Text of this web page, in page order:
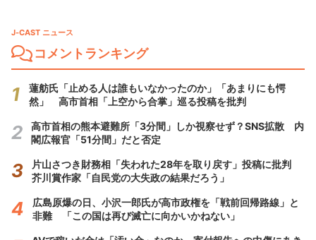
J-CAST ニュース
コメントランキング
蓮舫氏「止める人は誰もいなかったのか」「あまりにも愕
然」 高市首相「上空から合掌」巡る投稿を批判
高市首相の熊本避難所「3分間」しか視察せず？SNS拡散 内
閣広報官「51分間」だと否定
片山さつき財務相「失われた28年を取り戻す」投稿に批判
芥川賞作家「自民党の大失政の結果だろう」
広島原爆の日、小沢一郎氏が高市政権を「戦前回帰路線」と
非難 「この国は再び滅亡に向かいかねない」